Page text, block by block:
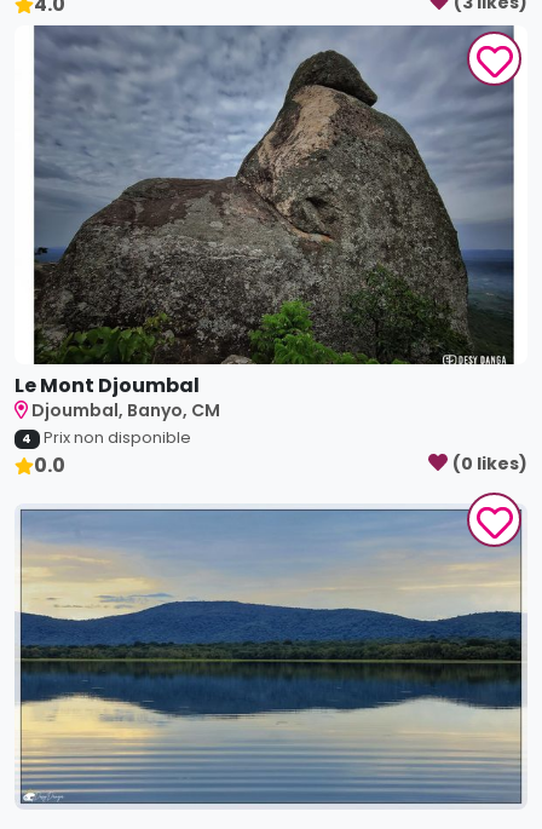
Le Mont Djoumbal
Djoumbal, Banyo, CM
4 Prix non disponible
0.0 (0 likes)